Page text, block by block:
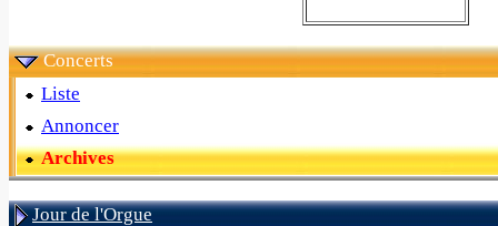
Concerts
Liste
Annoncer
Archives
Jour de l'Orgue